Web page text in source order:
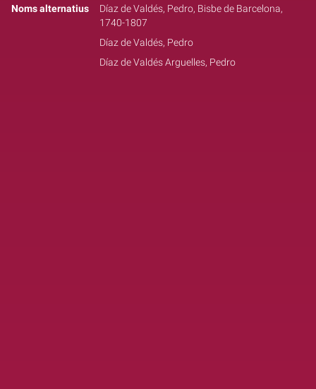
Noms alternatius
Díaz de Valdés, Pedro, Bisbe de Barcelona,
1740-1807
Díaz de Valdés, Pedro
Díaz de Valdés Arguelles, Pedro